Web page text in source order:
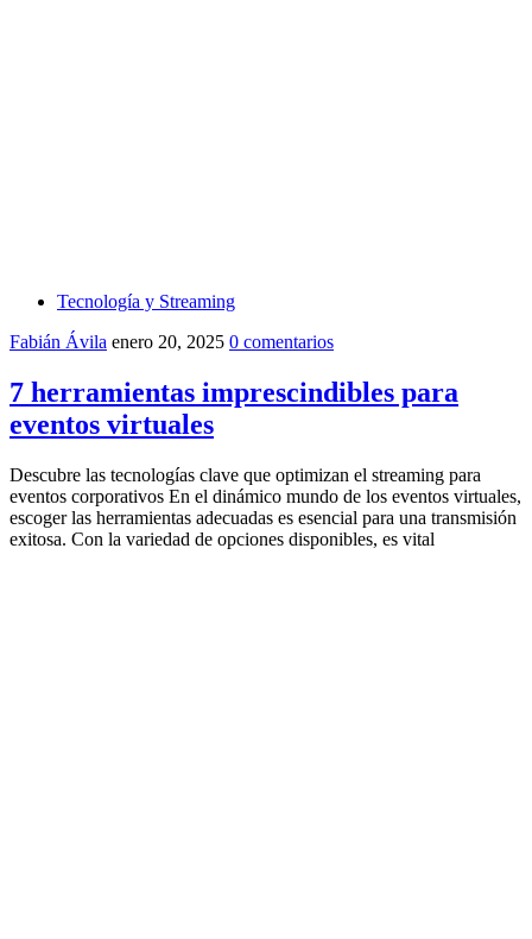
Tecnología y Streaming
Fabián Ávila enero 20, 2025 0 comentarios
7 herramientas imprescindibles para
eventos virtuales
Descubre las tecnologías clave que optimizan el streaming para
eventos corporativos En el dinámico mundo de los eventos virtuales,
escoger las herramientas adecuadas es esencial para una transmisión
exitosa. Con la variedad de opciones disponibles, es vital